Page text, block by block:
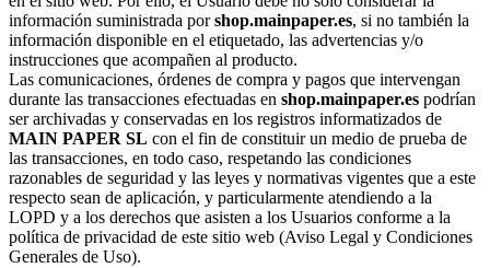
información suministrada porshop.mainpaper.es, si no también la
información disponible en el etiquetado, las advertencias y/o
instrucciones que acompañen al producto.
Las comunicaciones, órdenes de compra y pagos que intervengan
durante las transacciones efectuadas en shop.mainpaper.es podrían
ser archivadas y conservadas en los registros informatizados de
MAIN PAPER SL con el fin de constituir un medio de prueba de
las transacciones, en todo caso, respetando las condiciones
razonables de seguridad y las leyes y normativas vigentes que a este
respecto sean de aplicación, y particularmente atendiendo a la
LOPD y a los derechos que asisten a los Usuarios conforme a la
política de privacidad de este sitio web (Aviso Legal y Condiciones
Generales de Uso).